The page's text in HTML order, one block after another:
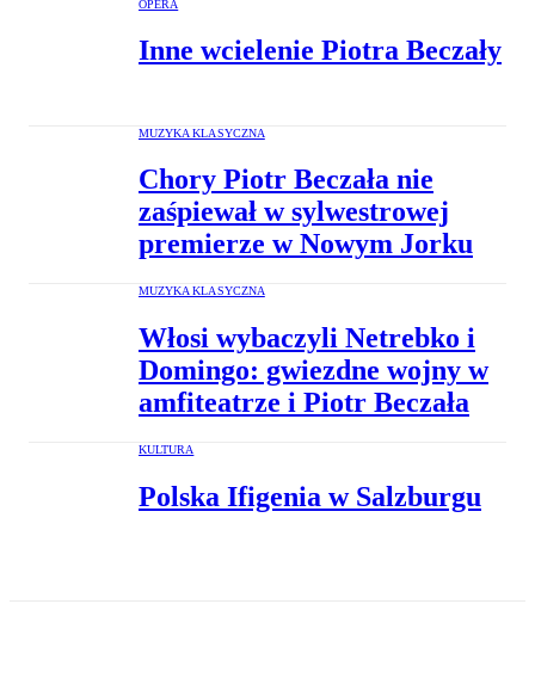
OPERA
Inne wcielenie Piotra Beczały
MUZYKA KLASYCZNA
Chory Piotr Beczała nie
zaśpiewał w sylwestrowej
premierze w Nowym Jorku
MUZYKA KLASYCZNA
Włosi wybaczyli Netrebko i
Domingo: gwiezdne wojny w
amfiteatrze i Piotr Beczała
KULTURA
Polska Ifigenia w Salzburgu